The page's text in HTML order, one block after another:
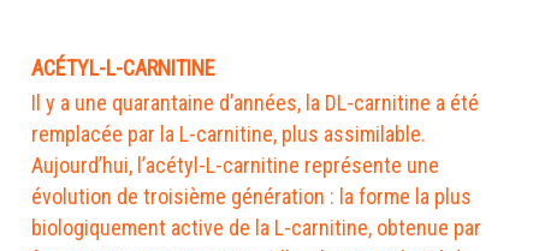
ACÉTYL-L-CARNITINE
Il y a une quarantaine d’années, la DL-carnitine a été
remplacée par la L-carnitine, plus assimilable.
Aujourd’hui, l’acétyl-L-carnitine représente une
évolution de troisième génération : la forme la plus
biologiquement active de la L-carnitine, obtenue par